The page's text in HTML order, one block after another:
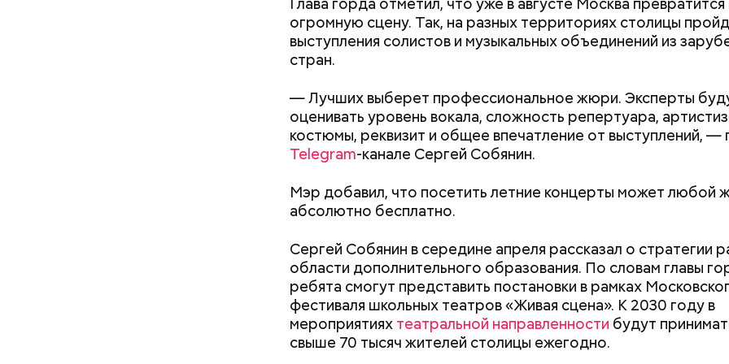
огромную сцену. Так, на разных территориях столицы
выступления солистов и музыкальных объединений из
стран.
— Лучших выберет профессиональное жюри. Эксперты
оценивать уровень вокала, сложность репертуара,
костюмы, реквизит и общее впечатление от выступлений, —
Telegram-канале Сергей Собянин.
Мэр добавил, что посетить летние концерты может любой
абсолютно бесплатно.
Сергей Собянин в середине апреля рассказал о стратегии
области дополнительного образования. По словам главы
ребята смогут представить постановки в рамках
фестиваля школьных театров «Живая сцена». К 2030 году в
мероприятиях театральной направленности будут
свыше 70 тысяч жителей столицы ежегодно.
Школа в Молжаниновском районе
— Развитие социальной инфраструктуры столицы
проанализировали, насколько рационально используется
зданий, какую долю в них занимают полезные помещения.
стандарты проектирования помогают уйти от практики
больших неиспользуемых пространств. Если раньше
помещения — классы, лаборатории, игровые – занимали
здания, то теперь этот показатель не меньше 65 процентов.